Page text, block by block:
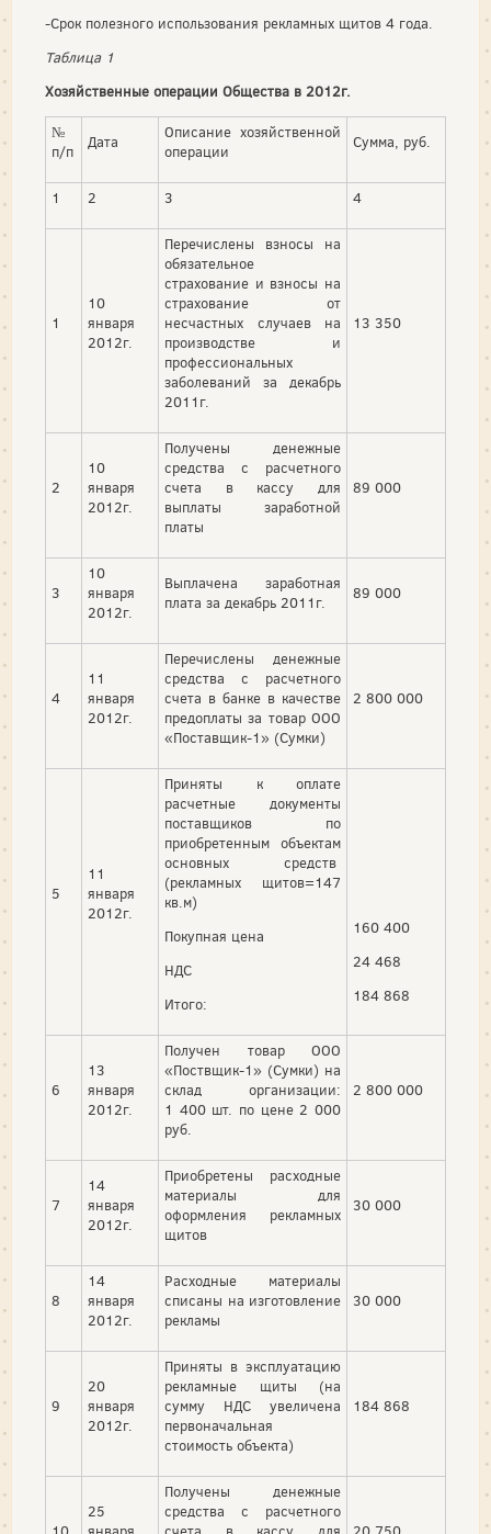
-Срок полезного использования рекламных щитов 4 года.
Таблица 1
Хозяйственные операции Общества в 2012г.
№
п/п
Дата
Описание хозяйственной
операции
Сумма, руб.
1 2 3 4
1
10
января
2012г.
Перечислены взносы на
обязательное
страхование и взносы на
страхование от
несчастных случаев на
производстве и
профессиональных
заболеваний за декабрь
2011г.
13 350
2
10
января
2012г.
Получены денежные
средства с расчетного
счета в кассу для
выплаты заработной
платы
89 000
3
10
января
2012г.
Выплачена заработная
плата за декабрь 2011г.
89 000
4
11
января
2012г.
Перечислены денежные
средства с расчетного
счета в банке в качестве
предоплаты за товар ООО
«Поставщик-1» (Сумки)
2 800 000
5
11
января
2012г.
Приняты к оплате
расчетные документы
поставщиков по
приобретенным объектам
основных средств
(рекламных щитов=147
кв.м)
Покупная цена
НДС
Итого:
160 400
24 468
184 868
6
13
января
2012г.
Получен товар ООО
«Поствщик-1» (Сумки) на
склад организации:
1 400 шт. по цене 2 000
руб.
2 800 000
7
14
января
2012г.
Приобретены расходные
материалы для
оформления рекламных
щитов
30 000
8
14
января
2012г.
Расходные материалы
списаны на изготовление
рекламы
30 000
9
20
января
2012г.
Приняты в эксплуатацию
рекламные щиты (на
сумму НДС увеличена
первоначальная
стоимость объекта)
184 868
25
Получены денежные
средства с расчетного